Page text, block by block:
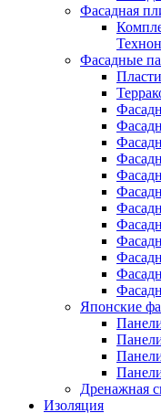
Фасадная
Фасадные
Японские
Дренажная
Изоляция